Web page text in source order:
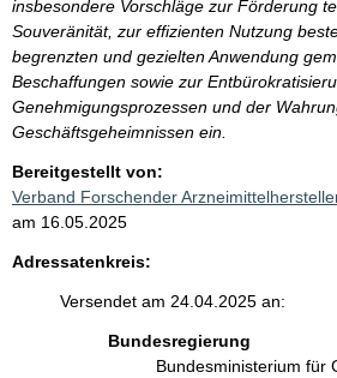
insbesondere Vorschläge zur Förderung
Souveränität, zur effizienten Nutzung
begrenzten und gezielten Anwendung
Beschaffungen sowie zur
Genehmigungsprozessen und der
Geschäftsgeheimnissen ein.
Bereitgestellt von:
Verband Forschender
am 16.05.2025
Adressatenkreis:
Versendet am 24.04.2025 an:
Bundesregierung
Bundesministerium für